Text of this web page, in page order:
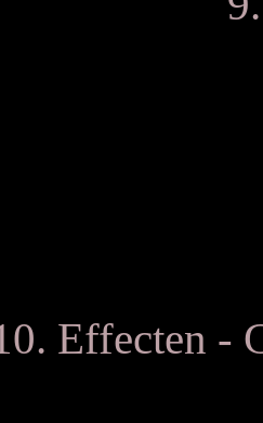
Effecten -